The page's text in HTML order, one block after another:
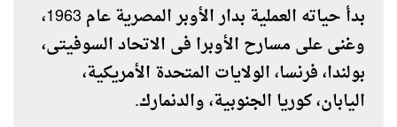
بدأ حياته العملية بدار الأوبر المصرية عام 1963،
وغنى على مسارح الأوبرا فى الاتحاد السوفيتى،
بولندا، فرنسا، الولايات المتحدة الأمريكية،
اليابان، كوريا الجنوبية، والدنمارك.